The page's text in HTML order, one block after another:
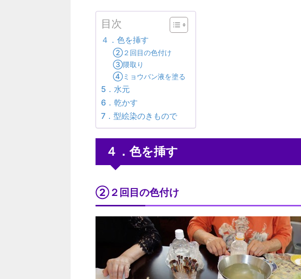
目次
４．色を挿す
②２回目の色付け
③隈取り
④ミョウバン液を塗る
5．水元
6．乾かす
7．型絵染のきもので
４．色を挿す
②２回目の色付け